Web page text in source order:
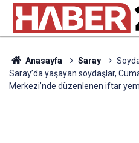
Anasayfa Saray
Saray’da yaşayan soydaşlar,
Merkezi’nde düzenlenen iftar